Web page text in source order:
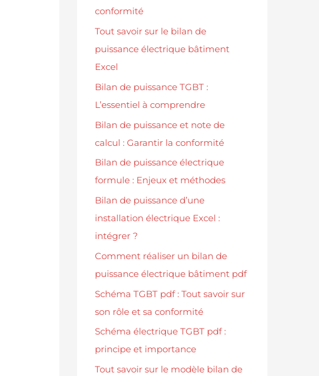
conformité
Tout savoir sur le bilan de
puissance électrique bâtiment
Excel
Bilan de puissance TGBT :
L’essentiel à comprendre
Bilan de puissance et note de
calcul : Garantir la conformité
Bilan de puissance électrique
formule : Enjeux et méthodes
Bilan de puissance d’une
installation électrique Excel :
intégrer ?
Comment réaliser un bilan de
puissance électrique bâtiment pdf
Schéma TGBT pdf : Tout savoir sur
son rôle et sa conformité
Schéma électrique TGBT pdf :
principe et importance
Tout savoir sur le modèle bilan de